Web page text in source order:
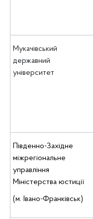
Мукачівський
державний
університет
Південно-Західне
міжрегіональне
управління
Міністерства юстиції
(м. Івано-Франківськ)